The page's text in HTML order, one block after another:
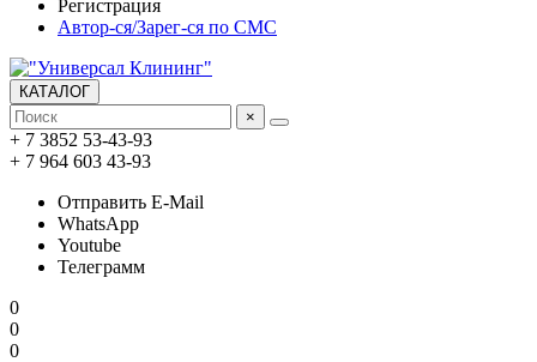
Регистрация
Автор-ся/Зарег-ся по СМС
КАТАЛОГ
×
+ 7 3852 53-43-93
+ 7 964 603 43-93
Отправить E-Mail
WhatsApp
Youtube
Телеграмм
0
0
0